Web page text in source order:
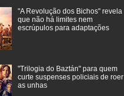
"A Revolução dos Bichos" revela
que não há limites nem
escrúpulos para adaptações
"Trilogia do Baztán" para quem
curte suspenses policiais de roer
as unhas